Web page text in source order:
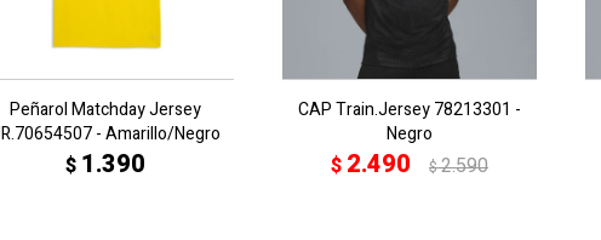
Peñarol Matchday Jersey
- Amarillo/Negro
$ 1.390
CAP Train.Jersey 78213301 -
Negro
$ 2.490 $2.590